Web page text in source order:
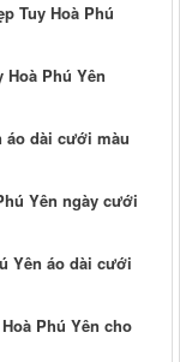
Tuy Hoà Phú
Phú Yên
áo dài cưới màu
Yên ngày cưới
Yên áo dài cưới
Phú Yên cho